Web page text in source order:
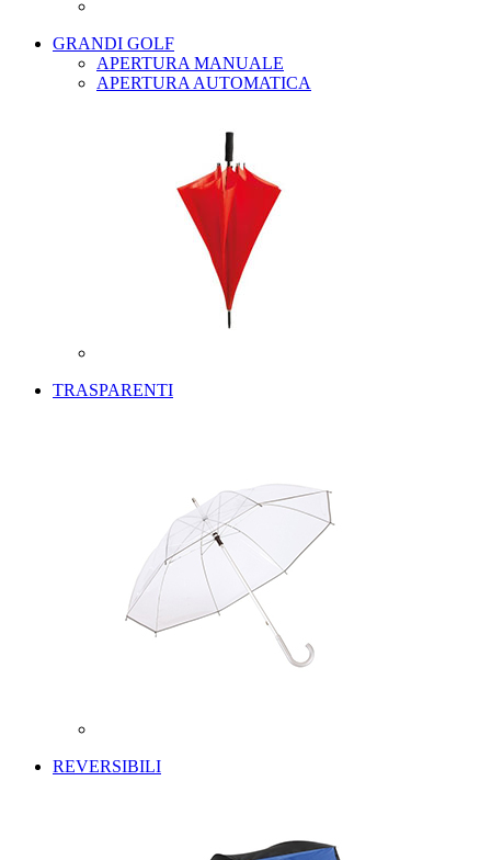
GRANDI GOLF
APERTURA MANUALE
APERTURA AUTOMATICA
TRASPARENTI
REVERSIBILI